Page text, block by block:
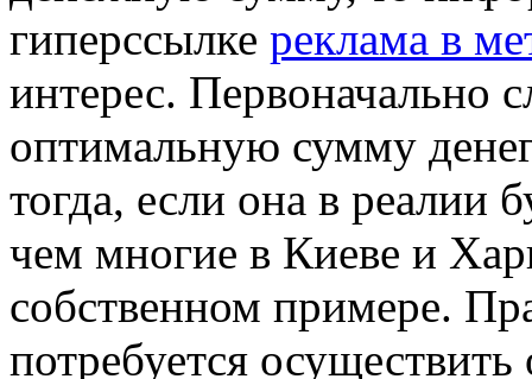
гиперссылке реклама в
интерес. Первоначально
оптимальную сумму
тогда, если она в реалии
чем многие в Киеве и
собственном примере.
потребуется